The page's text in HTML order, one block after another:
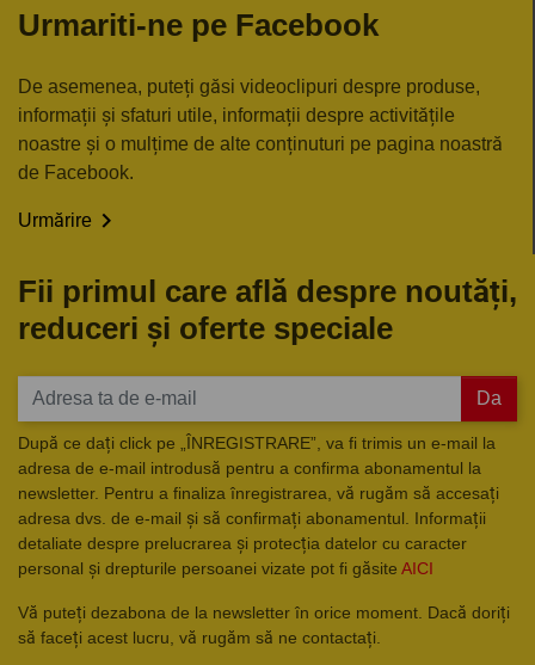
Urmariti-ne pe Facebook
De asemenea, puteți găsi videoclipuri despre produse,
informații și sfaturi utile, informații despre activitățile
noastre și o mulțime de alte conținuturi pe pagina noastră
de Facebook.
Urmărire 
Fii primul care află despre noutăți,
reduceri și oferte speciale
Da
După ce dați click pe „ÎNREGISTRARE”, va fi trimis un e-mail la
adresa de e-mail introdusă pentru a confirma abonamentul la
newsletter. Pentru a finaliza înregistrarea, vă rugăm să accesați
adresa dvs. de e-mail și să confirmați abonamentul. Informații
detaliate despre prelucrarea și protecția datelor cu caracter
personal și drepturile persoanei vizate pot fi găsite AICI
Vă puteți dezabona de la newsletter în orice moment. Dacă doriți
să faceți acest lucru, vă rugăm să ne contactați.